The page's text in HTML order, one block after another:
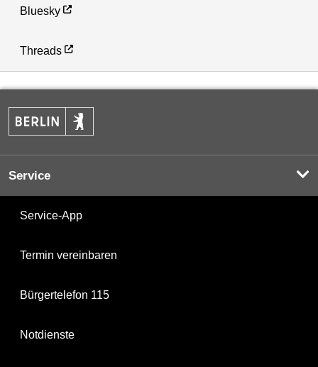
Bluesky
Threads
Service
Service-App
Termin vereinbaren
Bürgertelefon 115
Notdienste